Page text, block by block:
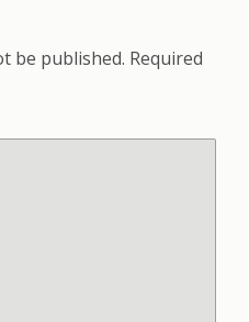
be published. Required